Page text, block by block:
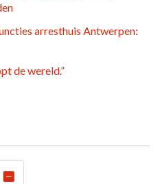
arresthuis Antwerpen:
de wereld.”